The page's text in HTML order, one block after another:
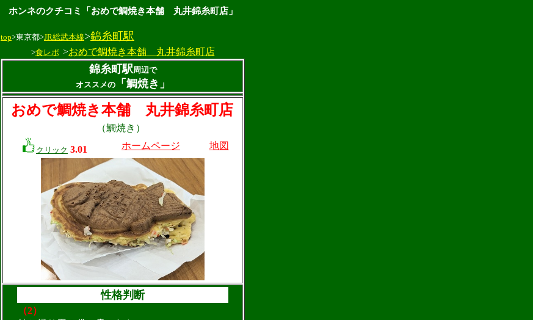
ホンネのクチコミ「おめで鯛焼き本舗 丸井錦糸町店」
top>東京都>JR総武本線>錦糸町駅
>食レポ >おめで鯛焼き本舗 丸井錦糸町店
錦糸町駅周辺で
オススメの「鯛焼き」
おめで鯛焼き本舗 丸井錦糸町店
（鯛焼き）
クリック 3.01 ホームページ 地図
性格判断
（2）